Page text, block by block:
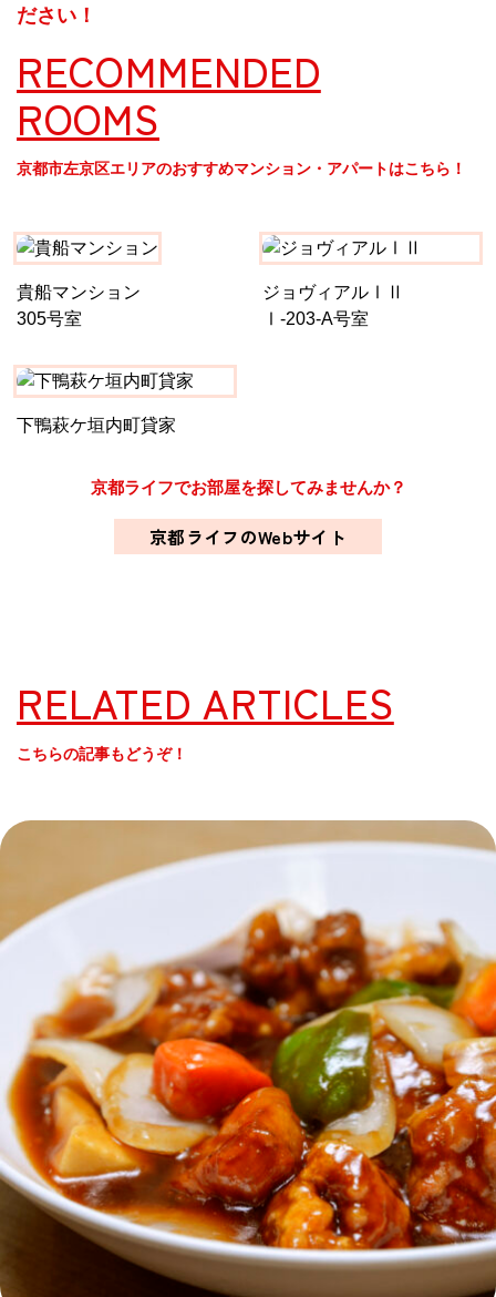
ださい！
RECOMMENDED
ROOMS
京都市左京区エリアのおすすめマンション・アパートはこちら！
貴船マンション
305号室
ジョヴィアルⅠⅡ
Ⅰ-203-A号室
下鴨萩ケ垣内町貸家
京都ライフでお部屋を探してみませんか？
京都ライフのWebサイト
RELATED ARTICLES
こちらの記事もどうぞ！